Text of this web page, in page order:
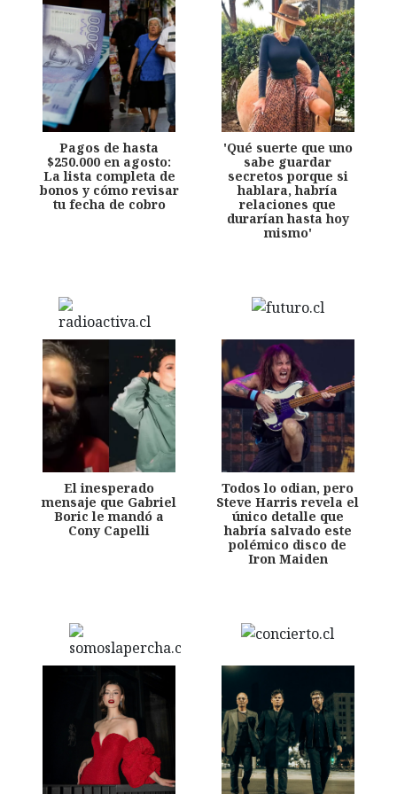
Pagos de hasta
$250.000 en agosto:
La lista completa de
bonos y cómo revisar
tu fecha de cobro
'Qué suerte que uno
sabe guardar
secretos porque si
hablara, habría
relaciones que
durarían hasta hoy
mismo'
El inesperado
mensaje que Gabriel
Boric le mandó a
Cony Capelli
Todos lo odian, pero
Steve Harris revela el
único detalle que
habría salvado este
polémico disco de
Iron Maiden